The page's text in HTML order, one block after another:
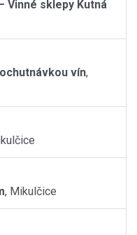
Vinné sklepy Kutná
vín,
, Mikulčice